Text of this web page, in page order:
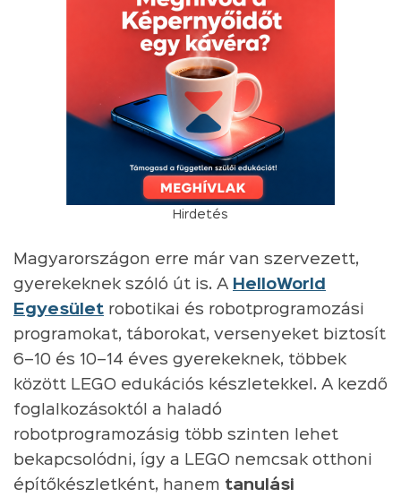
Hirdetés
Magyarországon erre már van szervezett,
gyerekeknek szóló út is. A HelloWorld
Egyesület robotikai és robotprogramozási
programokat, táborokat, versenyeket biztosít
6–10 és 10–14 éves gyerekeknek, többek
között LEGO edukációs készletekkel. A kezdő
foglalkozásoktól a haladó
robotprogramozásig több szinten lehet
bekapcsolódni, így a LEGO nemcsak otthoni
építőkészletként, hanem tanulási